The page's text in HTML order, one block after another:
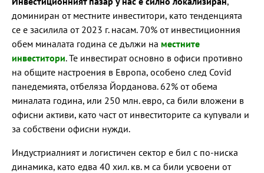
доминиран от местните инвеститори, като тенденцията
се е засилила от 2023 г. насам. 70% от инвестиционния
обем миналата година се дължи на местните
инвеститори. Те инвестират основно в офиси противно
на общите настроения в Европа, особено след Covid
панедемията, отбеляза Йорданова. 62% от обема
миналата година, или 250 млн. евро, са били вложени в
офисни активи, като част от инвеститорите са купували и
за собствени офисни нужди.
Индустриалният и логистичен сектор е бил с по-ниска
динамика, като едва 40 хил. кв. м са били усвоени от